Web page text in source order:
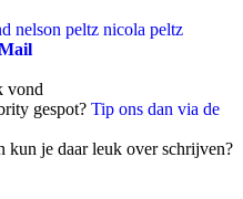
nelson peltz nicola peltz
vond
gespot? Tip ons dan via de
kun je daar leuk over schrijven?